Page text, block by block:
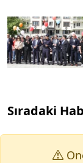
Sıradaki